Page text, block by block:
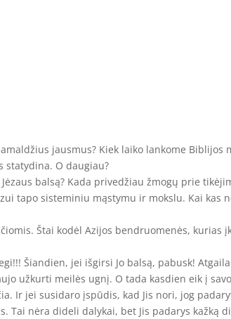
jausmus? Kiek laiko lankome Biblijos
statydina. O daugiau?
balsą? Kada privedžiau žmogų prie
tapo sisteminiu mąstymu ir mokslu. Kai
Štai kodėl Azijos bendruomenės,
Šiandien, jei išgirsi Jo balsą, pabusk!
užkurti meilės ugnį. O tada kasdien eik į
Ir jei susidaro įspūdis, kad Jis nori, jog
Tai nėra dideli dalykai, bet Jis padarys kažką